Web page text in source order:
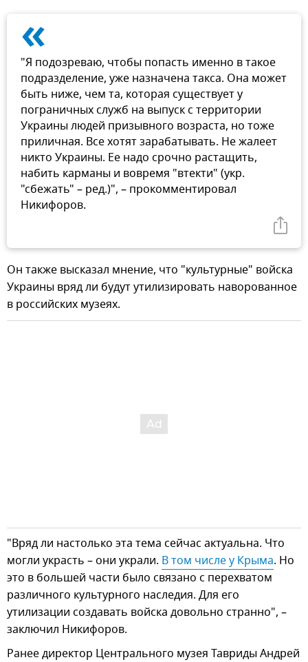
«
"Я подозреваю, чтобы попасть именно в такое
подразделение, уже назначена такса. Она может
быть ниже, чем та, которая существует у
пограничных служб на выпуск с территории
Украины людей призывного возраста, но тоже
приличная. Все хотят зарабатывать. Не жалеет
никто Украины. Ее надо срочно растащить,
набить карманы и вовремя "втекти" (укр.
"сбежать" – ред.)", – прокомментировал
Никифоров.
Он также высказал мнение, что "культурные" войска
Украины вряд ли будут утилизировать наворованное
в российских музеях.
"Вряд ли настолько эта тема сейчас актуальна. Что
могли украсть – они украли. В том числе у Крыма. Но
это в большей части было связано с перехватом
различного культурного наследия. Для его
утилизации создавать войска довольно странно", –
заключил Никифоров.
Ранее директор Центрального музея Тавриды Андрей